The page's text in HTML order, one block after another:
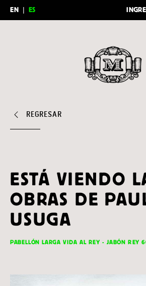
EN | ES
REGRESAR
ESTÁ VIENDO
OBRAS DE
USUGA
PABELLÓN LARGA VIDA AL REY - JABÓN REY